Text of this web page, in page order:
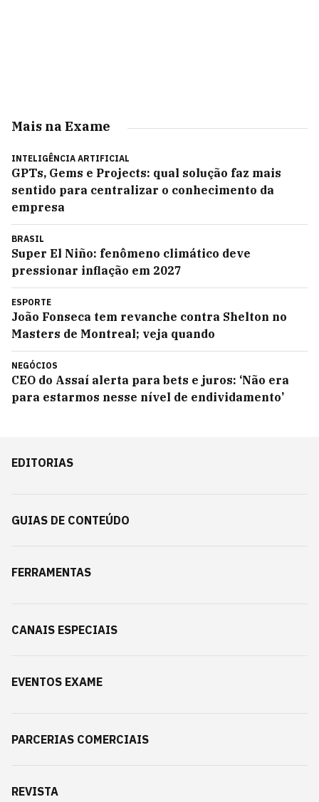
Mais na Exame
INTELIGÊNCIA ARTIFICIAL
GPTs, Gems e Projects: qual solução faz mais
sentido para centralizar o conhecimento da
empresa
BRASIL
Super El Niño: fenômeno climático deve
pressionar inflação em 2027
ESPORTE
João Fonseca tem revanche contra Shelton no
Masters de Montreal; veja quando
NEGÓCIOS
CEO do Assaí alerta para bets e juros: ‘Não era
para estarmos nesse nível de endividamento’
EDITORIAS
GUIAS DE CONTEÚDO
FERRAMENTAS
CANAIS ESPECIAIS
EVENTOS EXAME
PARCERIAS COMERCIAIS
REVISTA